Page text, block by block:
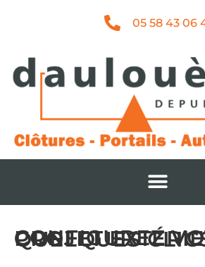
05 58 43 06
CONFIGUREZ VOTRE PROJET EXTÉRIEUR EN QUELQUES